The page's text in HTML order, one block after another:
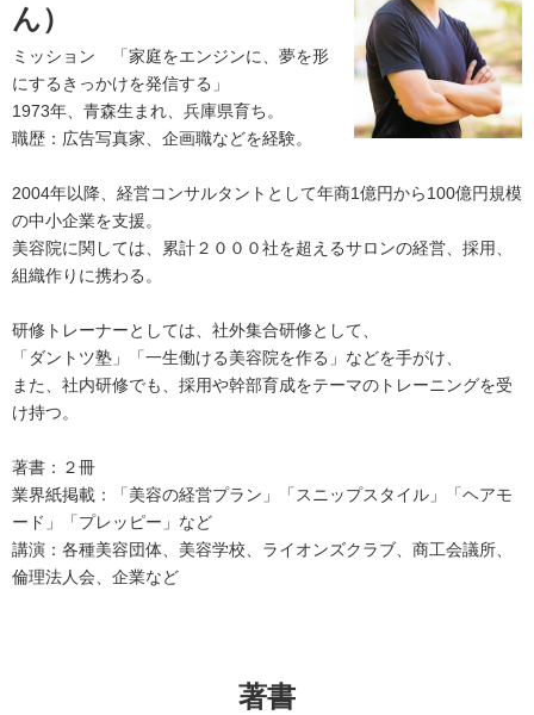
ん）
ミッション 「家庭をエンジンに、夢を形
にするきっかけを発信する 」
1973年、青森生まれ、兵庫県育ち。
職歴：広告写真家、企画職などを経験。
2004年以降、経営コンサルタントとして年商1億円から100億円規模
の中小企業を支援。
美容院に関しては、累計２０００社を超えるサロンの経営、採用、
組織作りに携わる。
研修トレーナーとしては、社外集合研修として、
「ダントツ塾」「一生働ける美容院を作る」などを手がけ、
また、社内研修でも、採用や幹部育成をテーマのトレーニングを受
け持つ。
著書：２冊
業界紙掲載：「美容の経営プラン」「スニップスタイル」「ヘアモ
ード」「プレッピー」など
講演：各種美容団体、美容学校、ライオンズクラブ、商工会議所、
倫理法人会、企業など
著書